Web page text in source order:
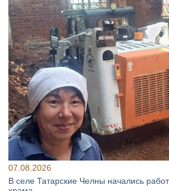
07.08.2026
В селе Татарские Челны начались